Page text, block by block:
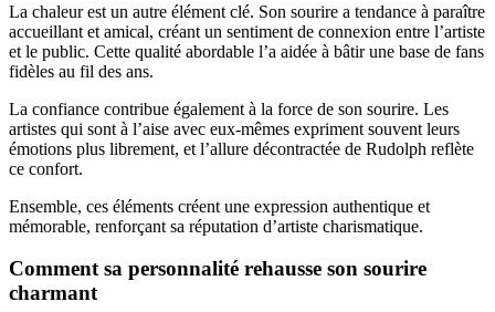
La chaleur est un autre élément clé. Son sourire a tendance à paraître
accueillant et amical, créant un sentiment de connexion entre l’artiste
et le public. Cette qualité abordable l’a aidée à bâtir une base de fans
fidèles au fil des ans.
La confiance contribue également à la force de son sourire. Les
artistes qui sont à l’aise avec eux-mêmes expriment souvent leurs
émotions plus librement, et l’allure décontractée de Rudolph reflète
ce confort.
Ensemble, ces éléments créent une expression authentique et
mémorable, renforçant sa réputation d’artiste charismatique.
Comment sa personnalité rehausse son sourire
charmant